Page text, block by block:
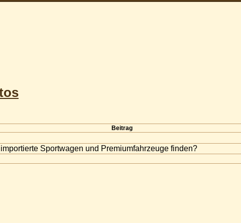
Beitrag
Sportwagen und Premiumfahrzeuge finden?